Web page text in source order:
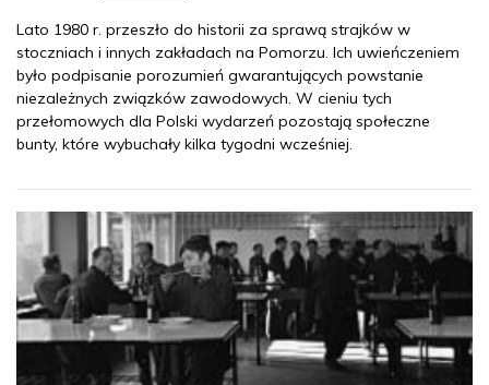
Lato 1980 r. przeszło do historii za sprawą strajków w
stoczniach i innych zakładach na Pomorzu. Ich uwieńczeniem
było podpisanie porozumień gwarantujących powstanie
niezależnych związków zawodowych. W cieniu tych
przełomowych dla Polski wydarzeń pozostają społeczne
bunty, które wybuchały kilka tygodni wcześniej.